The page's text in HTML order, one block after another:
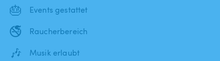
🎂 Events gestattet
🚭 Raucherbereich
🎶 Musik erlaubt